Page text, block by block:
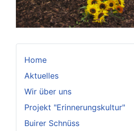
Home
Aktuelles
Wir über uns
Projekt "Erinnerungskultur"
Buirer Schnüss